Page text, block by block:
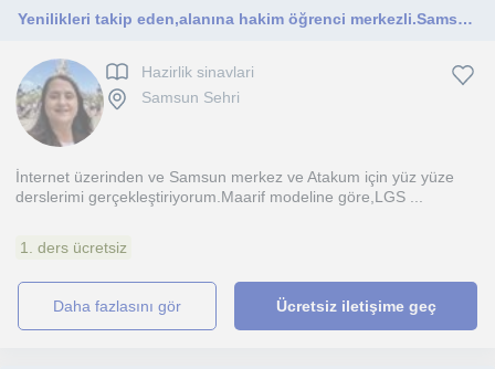
Yenilikleri takip eden,alanına hakim öğrenci merkezli.Samsun merkezli internet üzerinden de yapabilirim
Hazirlik sinavlari
Samsun Sehri
İnternet üzerinden ve Samsun merkez ve Atakum için yüz yüze
derslerimi gerçekleştiriyorum.Maarif modeline göre,LGS ...
1. ders ücretsiz
daha fazlasını gör Ücretsiz iletişime geç